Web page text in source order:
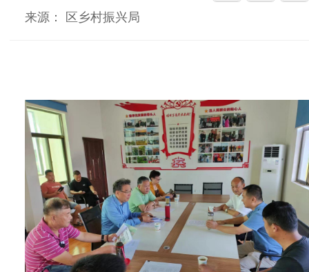
来源： 区乡村振兴局